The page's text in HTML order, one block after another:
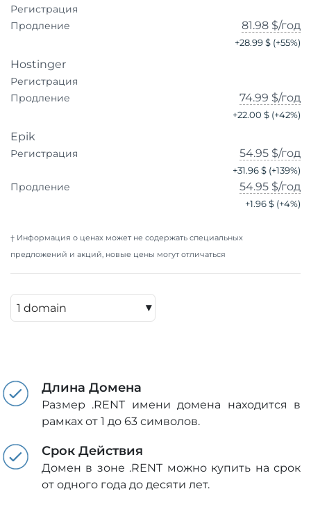
Регистрация
Продление
81.98 $/год
+28.99 $ (+55%)
Hostinger
Регистрация
Продление
74.99 $/год
+22.00 $ (+42%)
Epik
Регистрация 54.95 $/год
+31.96 $ (+139%)
Продление 54.95 $/год
+1.96 $ (+4%)
† Информация о ценах может не содержать специальных
предложений и акций, новые цены могут отличаться
▾
Длина Домена
Размер .RENT имени домена находится в
рамках от 1 до 63 символов.
Срок Действия
Домен в зоне .RENT можно купить на срок
от одного года до десяти лет.